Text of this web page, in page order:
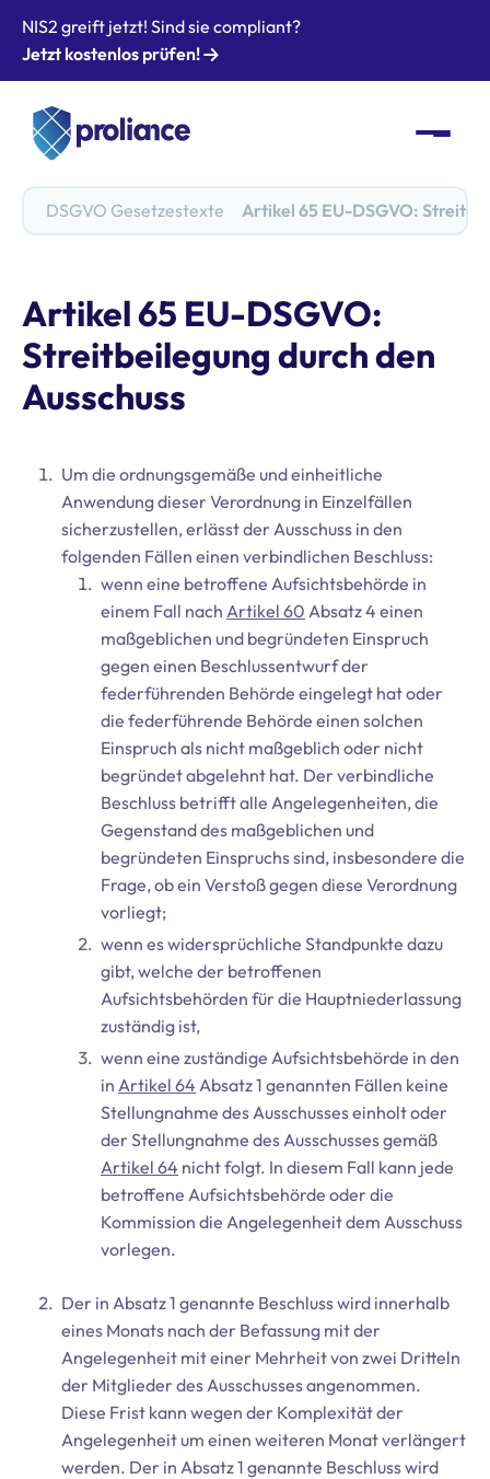
NIS2 greift jetzt! Sind sie compliant?
Jetzt kostenlos prüfen!
DSGVO Gesetzestexte Artikel 65 EU-DSGVO:
Artikel 65 EU-DSGVO:
Streitbeilegung durch den
Ausschuss
Um die ordnungsgemäße und einheitliche
Anwendung dieser Verordnung in Einzelfällen
sicherzustellen, erlässt der Ausschuss in den
folgenden Fällen einen verbindlichen Beschluss:
wenn eine betroffene Aufsichtsbehörde in
einem Fall nach Artikel 60 Absatz 4 einen
maßgeblichen und begründeten Einspruch
gegen einen Beschlussentwurf der
federführenden Behörde eingelegt hat oder
die federführende Behörde einen solchen
Einspruch als nicht maßgeblich oder nicht
begründet abgelehnt hat. Der verbindliche
Beschluss betrifft alle Angelegenheiten, die
Gegenstand des maßgeblichen und
begründeten Einspruchs sind, insbesondere die
Frage, ob ein Verstoß gegen diese Verordnung
vorliegt;
wenn es widersprüchliche Standpunkte dazu
gibt, welche der betroffenen
Aufsichtsbehörden für die Hauptniederlassung
zuständig ist,
wenn eine zuständige Aufsichtsbehörde in den
in Artikel 64 Absatz 1 genannten Fällen keine
Stellungnahme des Ausschusses einholt oder
der Stellungnahme des Ausschusses gemäß
Artikel 64 nicht folgt. In diesem Fall kann jede
betroffene Aufsichtsbehörde oder die
Kommission die Angelegenheit dem Ausschuss
vorlegen.
Der in Absatz 1 genannte Beschluss wird innerhalb
eines Monats nach der Befassung mit der
Angelegenheit mit einer Mehrheit von zwei Dritteln
der Mitglieder des Ausschusses angenommen.
Diese Frist kann wegen der Komplexität der
Angelegenheit um einen weiteren Monat verlängert
werden. Der in Absatz 1 genannte Beschluss wird